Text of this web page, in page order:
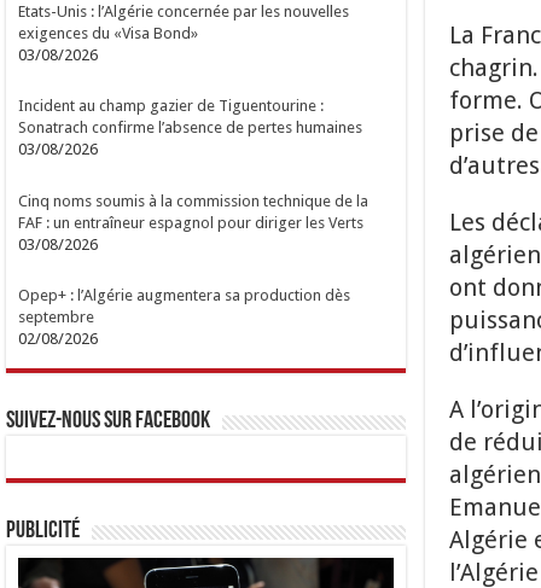
La
forme.
prise
Les
ont
A
de
Algérie
Etats-Unis : l’Algérie concernée par les nouvelles
exigences du «Visa Bond»
03/08/2026
Incident au champ gazier de Tiguentourine :
Sonatrach confirme l’absence de pertes humaines
03/08/2026
Cinq noms soumis à la commission technique de la
FAF : un entraîneur espagnol pour diriger les Verts
03/08/2026
Opep+ : l’Algérie augmentera sa production dès
septembre
02/08/2026
Suivez-nous sur Facebook
Publicité